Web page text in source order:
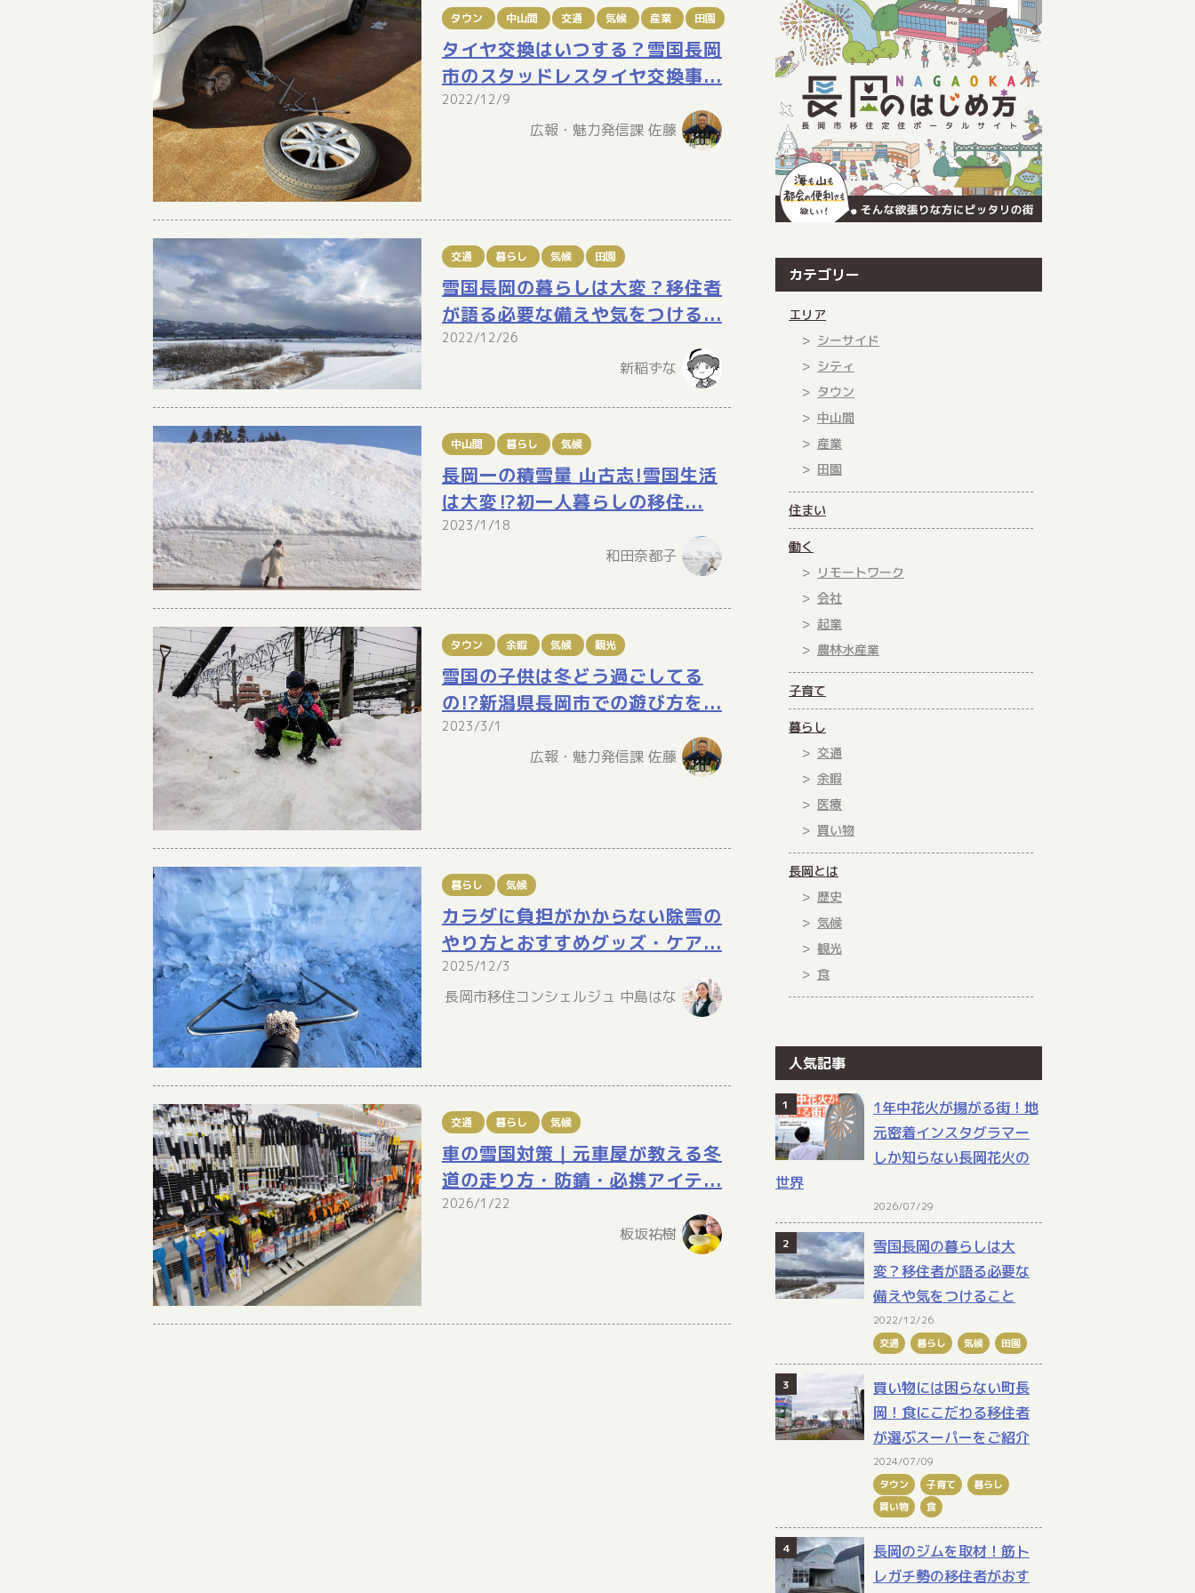
タウン 中山間 交通 気候 産業 田園
タイヤ交換はいつする？雪国長岡
市のスタッドレスタイヤ交換事...
2022/12/9
広報・魅力発信課 佐藤
交通 暮らし 気候 田園
雪国長岡の暮らしは大変？移住者
が語る必要な備えや気をつける...
2022/12/26
新稲ずな
中山間 暮らし 気候
長岡一の積雪量 山古志!雪国生活
は大変⁉初一人暮らしの移住...
2023/1/18
和田奈都子
タウン 余暇 気候 観光
雪国の子供は冬どう過ごしてる
の!?新潟県長岡市での遊び方を...
2023/3/1
広報・魅力発信課 佐藤
暮らし 気候
カラダに負担がかからない除雪の
やり方とおすすめグッズ・ケア...
2025/12/3
長岡市移住コンシェルジュ 中島はな
交通 暮らし 気候
車の雪国対策｜元車屋が教える冬
道の走り方・防錆・必携アイテ...
2026/1/22
板坂祐樹
カテゴリー
エリア
シーサイド
シティ
タウン
中山間
産業
田園
住まい
働く
リモートワーク
会社
起業
農林水産業
子育て
暮らし
交通
余暇
医療
買い物
長岡とは
歴史
気候
観光
食
人気記事
1年中花火が揚がる街！地
元密着インスタグラマー
しか知らない長岡花火の
世界
2026/07/29
雪国長岡の暮らしは大
変？移住者が語る必要な
備えや気をつけること
2022/12/26
交通
暮らし 気候 田園
買い物には困らない町長
岡！食にこだわる移住者
が選ぶスーパーをご紹介
2024/07/09
タウン
子育て
暮らし
買い物
食
長岡のジムを取材！筋ト
レガチ勢の移住者がおす